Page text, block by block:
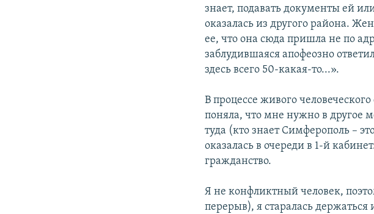
знает, подавать документы ей
оказалась из другого района.
ее, что она сюда пришла не по
заблудившаяся апофеозно
здесь всего 50-какая-то...».
В процессе живого
поняла, что мне нужно в другое
туда (кто знает Симферополь –
оказалась в очереди в 1-й
гражданство.
Я не конфликтный человек,
перерыв), я старалась